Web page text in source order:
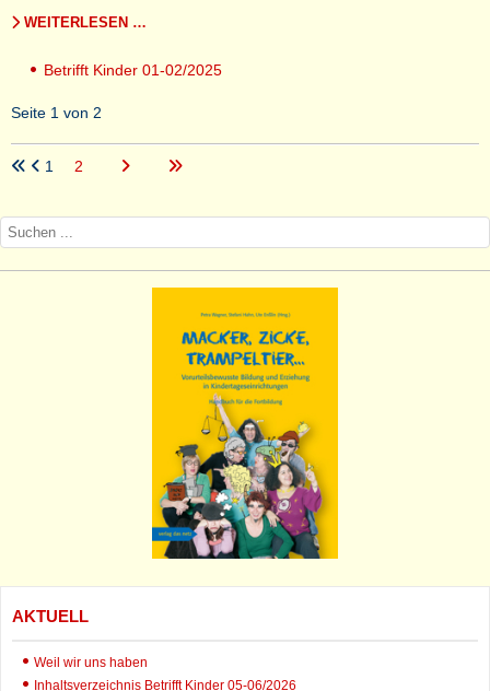
WEITERLESEN …
Betrifft Kinder 01-02/2025
Seite 1 von 2
1 2
AKTUELL
Weil wir uns haben
Inhaltsverzeichnis Betrifft Kinder 05-06/2026